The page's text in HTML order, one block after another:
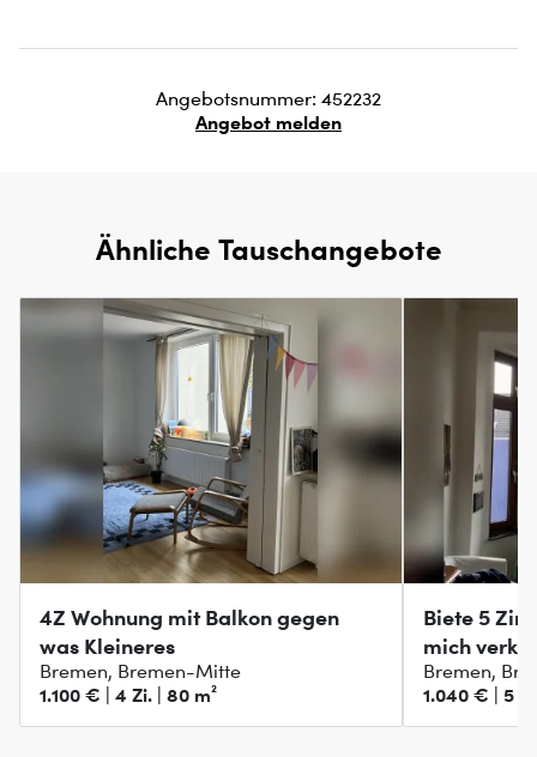
Angebotsnummer: 452232
Angebot melden
Ähnliche Tauschangebote
4Z Wohnung mit Balkon gegen
was Kleineres
Bremen, Bremen-Mitte
1.100 € | 4 Zi. | 80 m²
Biete 5
mich
Bremen,
1.040 € | 5